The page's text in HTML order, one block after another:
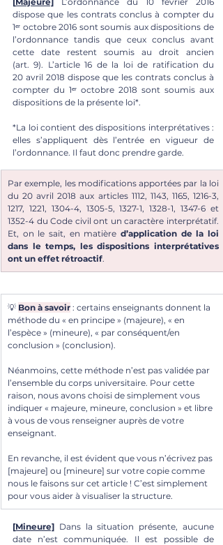
dispose que les contrats conclus à compter du
1ᵉʳ octobre 2016 sont soumis aux dispositions de
l’ordonnance tandis que ceux conclus avant
cette date restent soumis au droit ancien
(art. 9). L’article 16 de la loi de ratification du
20 avril 2018 dispose que les contrats conclus à
compter du 1ᵉʳ octobre 2018 sont soumis aux
dispositions de la présente loi*.
*La loi contient des dispositions interprétatives :
elles s’appliquent dès l’entrée en vigueur de
l’ordonnance. Il faut donc prendre garde.
Par exemple, les modifications apportées par la loi
du 20 avril 2018 aux articles 1112, 1143, 1165, 1216-3,
1217, 1221, 1304-4, 1305-5, 1327-1, 1328-1, 1347-6 et
1352-4 du Code civil ont un caractère interprétatif.
Et, on le sait, en matière d’application de la loi
dans le temps, les dispositions interprétatives
ont un effet rétroactif.
💡 Bon à savoir : certains enseignants donnent la
méthode du « en principe » (majeure), « en
l’espèce » (mineure), « par conséquent/en
conclusion » (conclusion).
Néanmoins, cette méthode n’est pas validée par
l’ensemble du corps universitaire. Pour cette
raison, nous avons choisi de simplement vous
indiquer « majeure, mineure, conclusion » et libre
à vous de vous renseigner auprès de votre
enseignant.
En revanche, il est évident que vous n’écrivez pas
[majeure] ou [mineure] sur votre copie comme
nous le faisons sur cet article ! C’est simplement
pour vous aider à visualiser la structure.
[Mineure] Dans la situation présente, aucune
date n’est communiquée. Il est possible de